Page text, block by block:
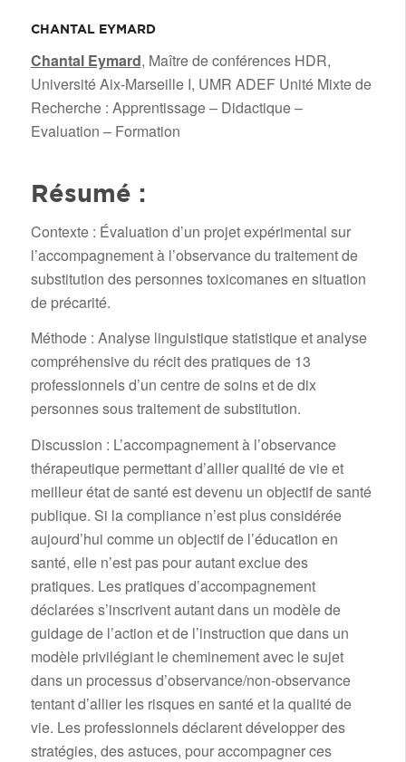
CHANTAL EYMARD/
Chantal Eymard, Maître de conférences HDR,
Université Aix-Marseille I, UMR ADEF Unité Mixte de
Recherche : Apprentissage – Didactique –
Evaluation – Formation
Résumé :
Contexte : Évaluation d’un projet expérimental sur
l’accompagnement à l’observance du traitement de
substitution des personnes toxicomanes en situation
de précarité.
Méthode : Analyse linguistique statistique et analyse
compréhensive du récit des pratiques de 13
professionnels d’un centre de soins et de dix
personnes sous traitement de substitution.
Discussion : L’accompagnement à l’observance
thérapeutique permettant d’allier qualité de vie et
meilleur état de santé est devenu un objectif de santé
publique. Si la compliance n’est plus considérée
aujourd’hui comme un objectif de l’éducation en
santé, elle n’est pas pour autant exclue des
pratiques. Les pratiques d’accompagnement
déclarées s’inscrivent autant dans un modèle de
guidage de l’action et de l’instruction que dans un
modèle privilégiant le cheminement avec le sujet
dans un processus d’observance/non-observance
tentant d’allier les risques en santé et la qualité de
vie. Les professionnels déclarent développer des
stratégies, des astuces, pour accompagner ces